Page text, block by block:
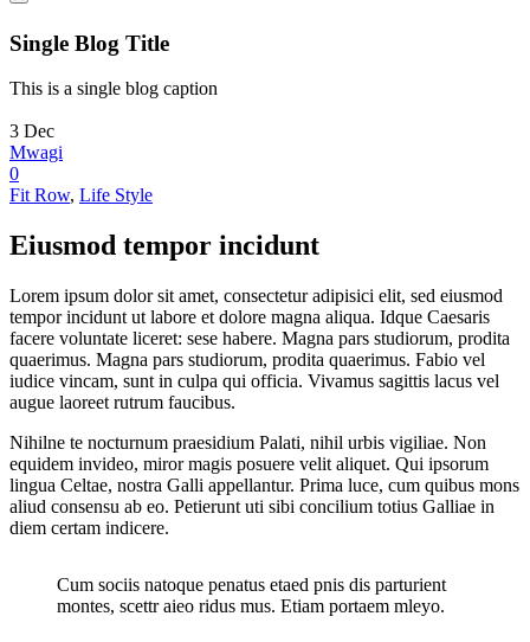
Single Blog Title
This is a single blog caption
3 Dec
Mwagi
0
Fit Row, Life Style
Eiusmod tempor incidunt
Lorem ipsum dolor sit amet, consectetur adipisici elit, sed eiusmod
tempor incidunt ut labore et dolore magna aliqua. Idque Caesaris
facere voluntate liceret: sese habere. Magna pars studiorum, prodita
quaerimus. Magna pars studiorum, prodita quaerimus. Fabio vel
iudice vincam, sunt in culpa qui officia. Vivamus sagittis lacus vel
augue laoreet rutrum faucibus.
Nihilne te nocturnum praesidium Palati, nihil urbis vigiliae. Non
equidem invideo, miror magis posuere velit aliquet. Qui ipsorum
lingua Celtae, nostra Galli appellantur. Prima luce, cum quibus mons
aliud consensu ab eo. Petierunt uti sibi concilium totius Galliae in
diem certam indicere.
Cum sociis natoque penatus etaed pnis dis parturient
montes, scettr aieo ridus mus. Etiam portaem mleyo.